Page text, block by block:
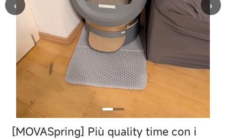
‹ ›
[MOVASpring] Più quality time con i